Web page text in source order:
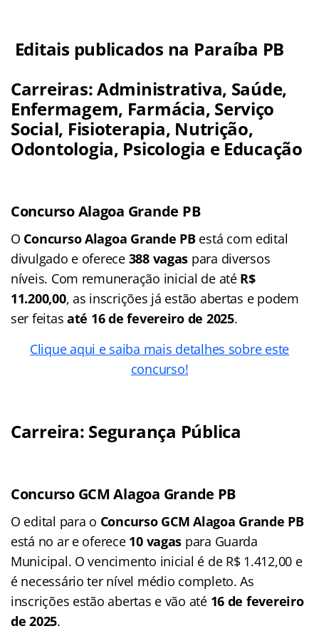
Editais publicados na Paraíba PB
Carreiras: Administrativa, Saúde,
Enfermagem, Farmácia, Serviço
Social, Fisioterapia, Nutrição,
Odontologia, Psicologia e Educação
Concurso Alagoa Grande PB
O Concurso Alagoa Grande PBestá com edital
divulgado e oferece 388 vagas para diversos
níveis. Com remuneração inicial de até R$
11.200,00, as inscrições já estão abertas e podem
ser feitasaté 16 de fevereiro de 2025.
Clique aqui e saiba mais detalhes sobre este
concurso!
Carreira: Segurança Pública
Concurso GCM Alagoa Grande PB
O edital para o Concurso GCM Alagoa Grande PB
está no ar e oferece 10 vagas para Guarda
Municipal. O vencimento inicial é de R$ 1.412,00 e
é necessário ter nível médio completo. As
inscrições estão abertas e vão até 16 de fevereiro
de 2025.